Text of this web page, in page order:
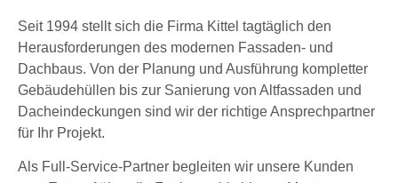
Seit 1994 stellt sich die Firma Kittel tagtäglich den
Herausforderungen des modernen Fassaden- und
Dachbaus. Von der Planung und Ausführung kompletter
Gebäudehüllen bis zur Sanierung von Altfassaden und
Dacheindeckungen sind wir der richtige Ansprechpartner
für Ihr Projekt.
Als Full-Service-Partner begleiten wir unsere Kunden